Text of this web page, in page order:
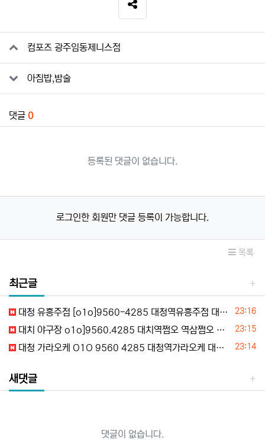
SNS 공유
관련자료컴포즈 광주임동제니스점
아침밥,밤술
댓글 0
등록된 댓글이 없습니다.
로그인한 회원만 댓글 등록이 가능합니다.
목록
최근글
등록일
23:16
대청 유흥주점 [o1o]9560-4285 대청역유흥주점 대청동유흥주점 대청야구장 대청하이퍼블릭 시세문의
등록일
23:15
대치 야구장 o1o]9560.4285 대치역쩜오 역삼쩜오 대치동쩜오 선릉쩜오 예약문의
등록일
23:14
대청 가라오케 O1O 9560 4285 대청역가라오케 대청동가라오케 대청룸싸롱 대청풀사롱 초이스정보
새댓글
댓글이 없습니다.